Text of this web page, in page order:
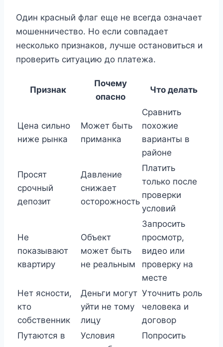
Один красный флаг еще не всегда означает
мошенничество. Но если совпадает
несколько признаков, лучше остановиться и
проверить ситуацию до платежа.
Признак
Почему
опасно
Что делать
Цена сильно
ниже рынка
Может быть
приманка
Сравнить
похожие
варианты в
районе
Просят
срочный
депозит
Давление
снижает
осторожность
Платить
только после
проверки
условий
Не
показывают
квартиру
Объект
может быть
не реальным
Запросить
просмотр,
видео или
проверку на
месте
Нет ясности,
кто
собственник
Деньги могут
уйти не тому
лицу
Уточнить роль
человека и
договор
Путаются в
Условия
Попросить